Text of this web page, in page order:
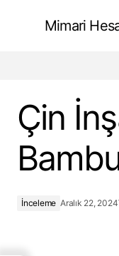
Mimari
Çin
İnceleme Aralık 22, 2024